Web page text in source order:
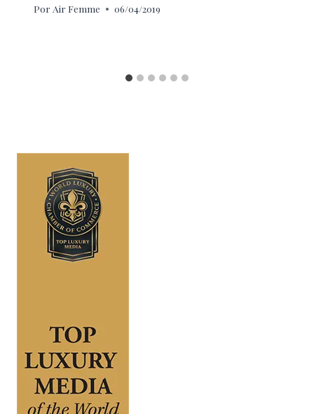
Por Air Femme 06/04/2019